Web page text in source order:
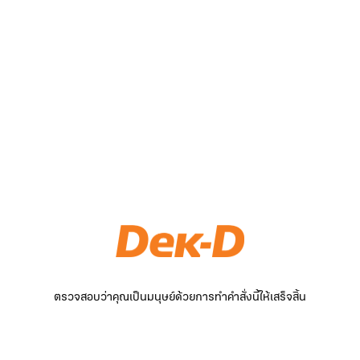
ตรวจสอบว่าคุณเป็นมนุษย์ด้วยการทำคำสั่งนี้ให้เสร็จสิ้น